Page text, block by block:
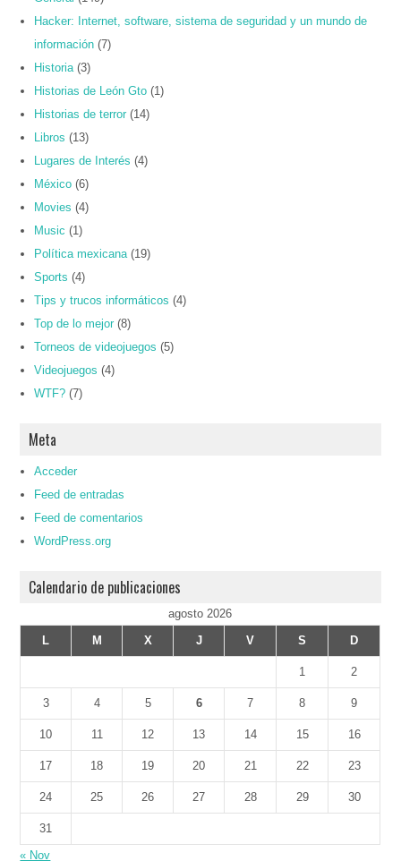
Hacker: Internet, software, sistema de seguridad y un mundo de
información (7)
Historia (3)
Historias de León Gto (1)
Historias de terror (14)
Libros (13)
Lugares de Interés (4)
México (6)
Movies (4)
Music (1)
Política mexicana (19)
Sports (4)
Tips y trucos informáticos (4)
Top de lo mejor (8)
Torneos de videojuegos (5)
Videojuegos (4)
WTF? (7)
Meta
Acceder
Feed de entradas
Feed de comentarios
WordPress.org
Calendario de publicaciones
agosto 2026
L
M X J V S D
1 2
3 4 5 6 7 8 9
10 11 12 13 14 15 16
17 18 19 20 21 22 23
24 25 26 27 28 29 30
31
« Nov